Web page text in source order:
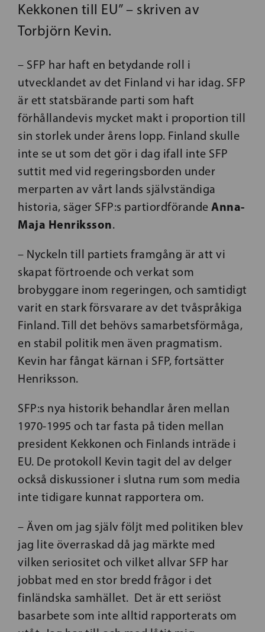
Kekkonen till EU” – skriven av
Torbjörn Kevin.
– SFP har haft en betydande roll i
utvecklandet av det Finland vi har idag. SFP
är ett statsbärande parti som haft
förhållandevis mycket makt i proportion till
sin storlek under årens lopp. Finland skulle
inte se ut som det gör i dag ifall inte SFP
suttit med vid regeringsborden under
merparten av vårt lands självständiga
historia, säger SFP:s partiordförande Anna-
Maja Henriksson.
– Nyckeln till partiets framgång är att vi
skapat förtroende och verkat som
brobyggare inom regeringen, och samtidigt
varit en stark försvarare av det tvåspråkiga
Finland. Till det behövs samarbetsförmåga,
en stabil politik men även pragmatism.
Kevin har fångat kärnan i SFP, fortsätter
Henriksson.
SFP:s nya historik behandlar åren mellan
1970-1995 och tar fasta på tiden mellan
president Kekkonen och Finlands inträde i
EU. De protokoll Kevin tagit del av delger
också diskussioner i slutna rum som media
inte tidigare kunnat rapportera om.
– Även om jag själv följt med politiken blev
jag lite överraskad då jag märkte med
vilken seriositet och vilket allvar SFP har
jobbat med en stor bredd frågor i det
finländska samhället. Det är ett seriöst
basarbete som inte alltid rapporterats om